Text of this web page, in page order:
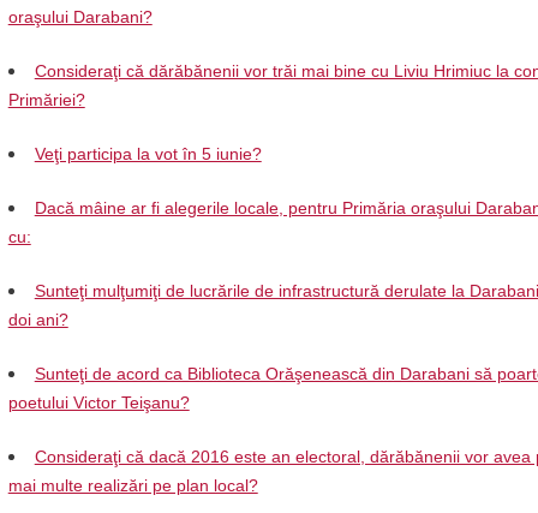
oraşului Darabani?
Consideraţi că dărăbănenii vor trăi mai bine cu Liviu Hrimiuc la
Primăriei?
Veţi participa la vot în 5 iunie?
Dacă mâine ar fi alegerile locale, pentru Primăria oraşului
cu:
Sunteţi mulţumiţi de lucrările de infrastructură derulate la
doi ani?
Sunteţi de acord ca Biblioteca Orăşenească din Darabani să
poetului Victor Teişanu?
Consideraţi că dacă 2016 este an electoral, dărăbănenii vor avea
mai multe realizări pe plan local?